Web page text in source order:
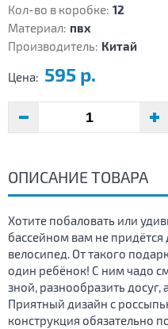
Кол-во в коробке: 12
Материал: пвх
Производитель: Китай
Цена: 595 р.
ОПИСАНИЕ ТОВАРА
Хотите побаловать или
бассейном вам не придётся
велосипед. От такого
один ребёнок! С ним чадо
зной, разнообразить досуг,
Приятный дизайн с
конструкция обязательно